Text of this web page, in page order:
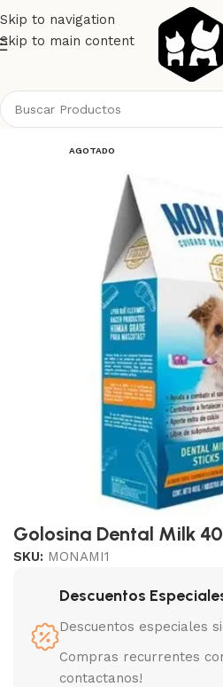
Skip to navigation
Skip to main content
AGOTADO
Golosina Dental Milk
SKU: MONAMI1
Descuentos
Descuentos especiales
Compras recurrentes
contactanos!